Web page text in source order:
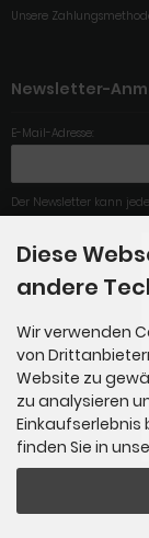
Unsere
Newsletter-
E-Mail-Adresse:
Der Newsletter kann
Diese
andere
Wir verwenden
von
Website zu
zu analysieren
Einkaufserlebnis
finden Sie in